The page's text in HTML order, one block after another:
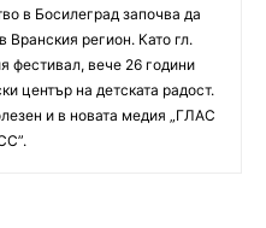
в Босилеград започва да
Вранския регион. Като гл.
фестивал, вече 26 години
център на детската радост.
и в новата медия „ГЛАС